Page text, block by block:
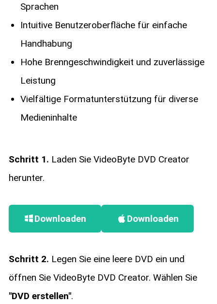
Sprachen
Intuitive Benutzeroberfläche für einfache
Handhabung
Hohe Brenngeschwindigkeit und zuverlässige
Leistung
Vielfältige Formatunterstützung für diverse
Medieninhalte
Schritt 1. Laden Sie VideoByte DVD Creator
herunter.
Downloaden Downloaden
Schritt 2. Legen Sie eine leere DVD ein und
öffnen Sie VideoByte DVD Creator. Wählen Sie
"DVD erstellen".